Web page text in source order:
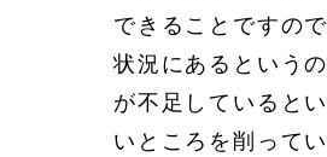
できることですの
状況にあるという
が不足していると
いところを削って